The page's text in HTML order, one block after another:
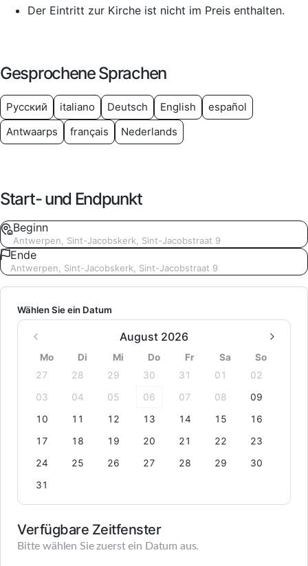
Der Eintritt zur Kirche ist nicht im Preis enthalten.
Gesprochene Sprachen
Русский italiano Deutsch English
español
Antwaarps
français Nederlands
Start- und Endpunkt
Beginn
Antwerpen, Sint-Jacobskerk, Sint-Jacobstraat 9
Ende
Antwerpen, Sint-Jacobskerk, Sint-Jacobstraat 9
Wählen Sie ein Datum
August 2026
Mo Di Mi Do Fr Sa
So
27
28 29 30 31 01
02
03
04 05 06 07 08
09
10
11 12 13 14 15
16
17
18 19 20 21 22
23
24
25 26 27 28 29
30
31
Verfügbare Zeitfenster
Bitte wählen Sie zuerst ein Datum aus.